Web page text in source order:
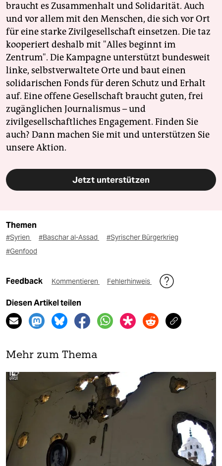
braucht es Zusammenhalt und Solidarität. Auch
und vor allem mit den Menschen, die sich vor Ort
für eine starke Zivilgesellschaft einsetzen. Die taz
kooperiert deshalb mit "Alles beginnt im
Zentrum". Die Kampagne unterstützt bundesweit
linke, selbstverwaltete Orte und baut einen
solidarischen Fonds für deren Schutz und Erhalt
auf. Eine offene Gesellschaft braucht guten, frei
zugänglichen Journalismus – und
zivilgesellschaftliches Engagement. Finden Sie
auch? Dann machen Sie mit und unterstützen Sie
unsere Aktion.
Jetzt unterstützen
Themen
#Syrien #Baschar al-Assad
#Syrischer Bürgerkrieg
#Genfood
Feedback Kommentieren Fehlerhinweis
Diesen Artikel teilen
Mehr zum Thema